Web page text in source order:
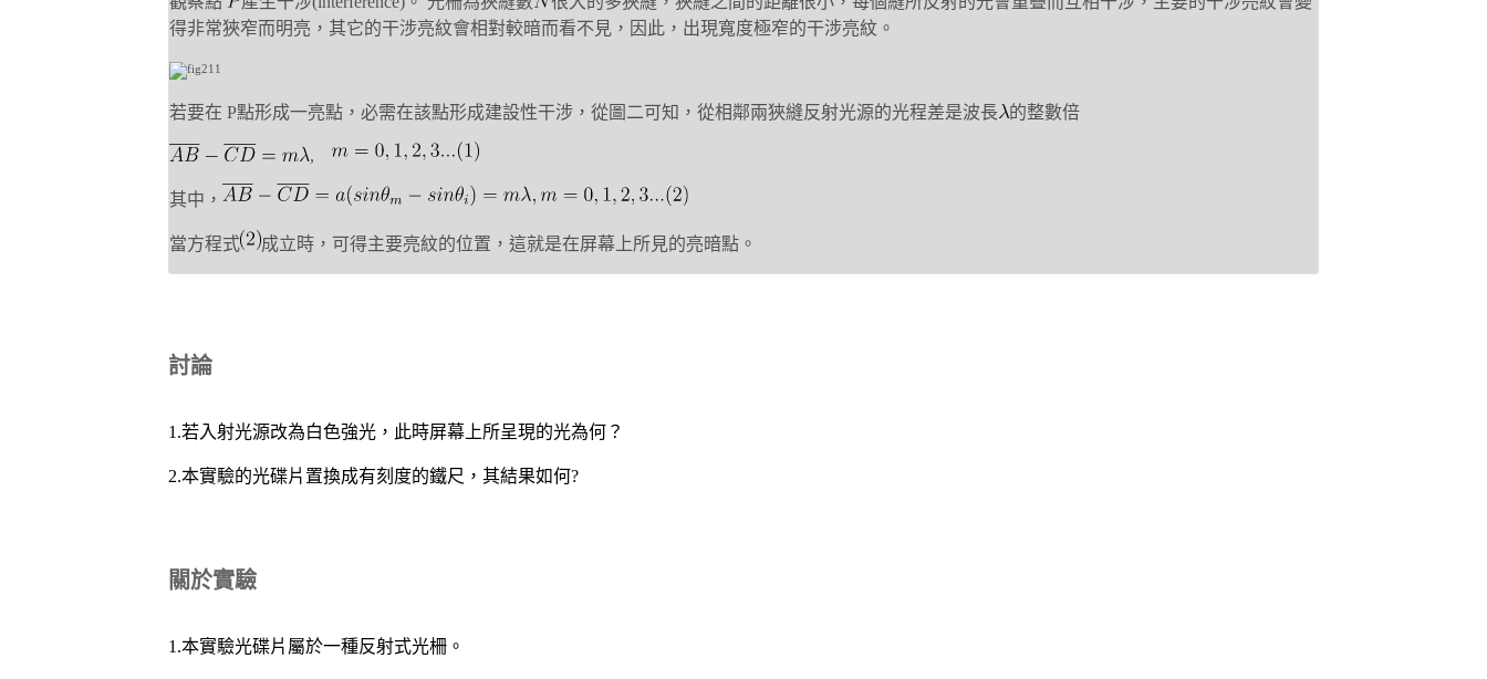
得非常狹窄而明亮，其它的干涉亮紋會相對較暗而看不見，因此，出現寬度極窄的干涉亮紋。
若要在 P點形成一亮點，必需在該點形成建設性干涉，從圖二可知，從相鄰兩狹縫反射光源的光程差是波長 的整數倍
,
其中，
當方程式 成立時，可得主要亮紋的位置，這就是在屏幕上所見的亮暗點。
討論
1.若入射光源改為白色強光，此時屏幕上所呈現的光為何？
2.本實驗的光碟片置換成有刻度的鐵尺，其結果如何?
關於實驗
1.本實驗光碟片屬於一種反射式光柵。